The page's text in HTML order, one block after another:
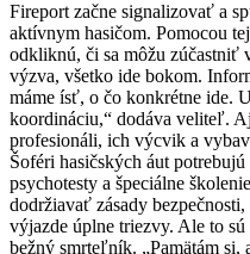
Fireport začne signalizovať a
aktívnym hasičom. Pomocou
odkliknú, či sa môžu zúčastniť
výzva, všetko ide bokom.
máme ísť, o čo konkrétne ide.
koordináciu,“ dodáva veliteľ.
profesionáli, ich výcvik a
Šoféri hasičských áut
psychotesty a špeciálne
dodržiavať zásady
výjazde úplne triezvy. Ale to
bežný smrteľník. „Pamätám si,